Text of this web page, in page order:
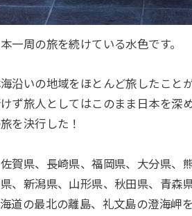
一周の旅を続けている水色です。
沿いの地域をほとんど旅したこと
ず旅人としてはこのまま日本を深
を決行した！
賀県、長崎県、福岡県、大分県、
、新潟県、山形県、秋田県、青森
道の最北の離島、礼文島の澄海岬